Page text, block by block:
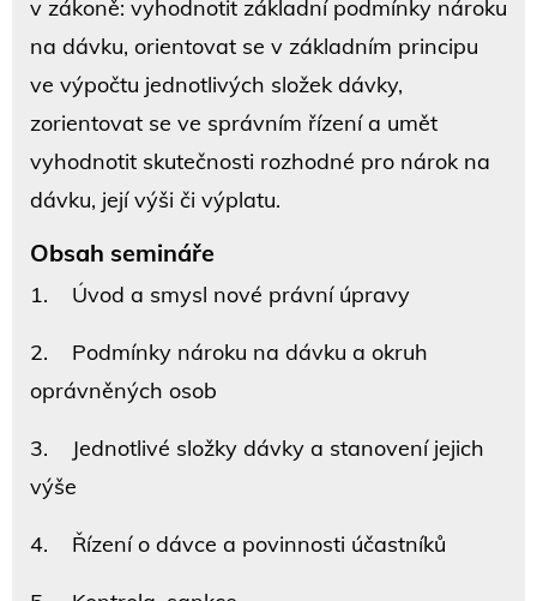
v zákoně: vyhodnotit základní podmínky nároku
na dávku, orientovat se v základním principu
ve výpočtu jednotlivých složek dávky,
zorientovat se ve správním řízení a umět
vyhodnotit skutečnosti rozhodné pro nárok na
dávku, její výši či výplatu.
Obsah semináře
1. Úvod a smysl nové právní úpravy
2. Podmínky nároku na dávku a okruh
oprávněných osob
3. Jednotlivé složky dávky a stanovení jejich
výše
4. Řízení o dávce a povinnosti účastníků